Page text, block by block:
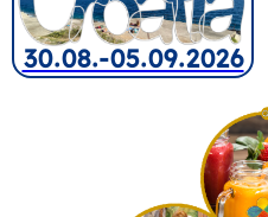
30.08.-05.09.2026